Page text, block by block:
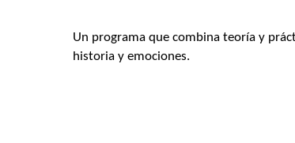
Un programa que combina teoría y
historia y emociones.